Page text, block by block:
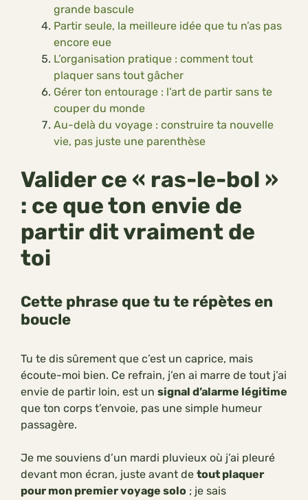
grande bascule
Partir seule, la meilleure idée que tu n’as pas
encore eue
L’organisation pratique : comment tout
plaquer sans tout gâcher
Gérer ton entourage : l’art de partir sans te
couper du monde
Au-delà du voyage : construire ta nouvelle
vie, pas juste une parenthèse
Valider ce « ras-le-bol »
: ce que ton envie de
partir dit vraiment de
toi
Cette phrase que tu te répètes en
boucle
Tu te dis sûrement que c’est un caprice, mais
écoute-moi bien. Ce refrain, j’en ai marre de tout j’ai
envie de partir loin, est un signal d’alarme légitime
que ton corps t’envoie, pas une simple humeur
passagère.
Je me souviens d’un mardi pluvieux où j’ai pleuré
devant mon écran, juste avant de tout plaquer
pour mon premier voyage solo ; je sais